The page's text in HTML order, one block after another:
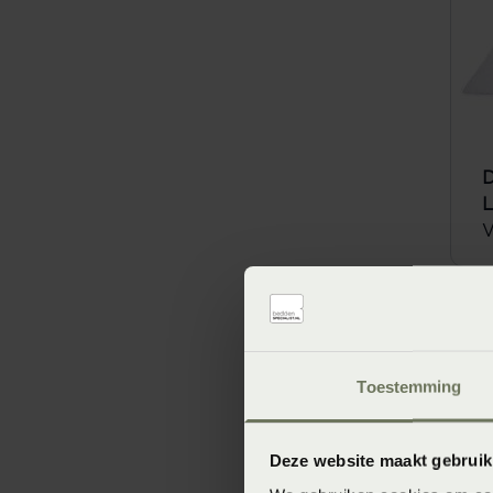
Toestemming
Deze website maakt
Heerlijke